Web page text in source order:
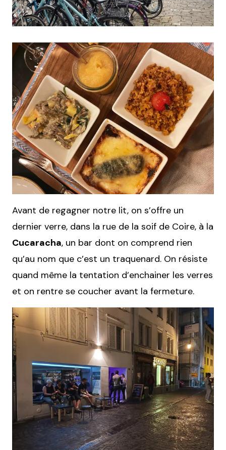
Avant de regagner notre lit, on s’offre un
dernier verre, dans la rue de la soif de Coire, à la
Cucaracha, un bar dont on comprend rien
qu’au nom que c’est un traquenard. On résiste
quand même la tentation d’enchainer les verres
et on rentre se coucher avant la fermeture.